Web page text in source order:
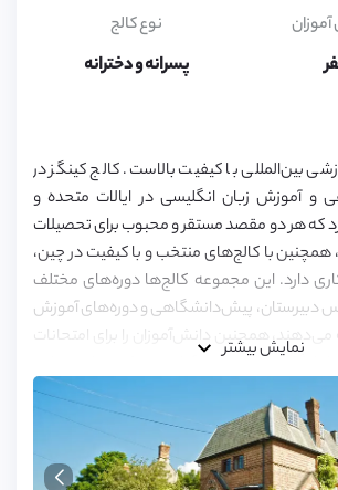
19,
20,
24,
25
نوع کالج
پسرانه و دخترانه
بین‌المللی با کیفیت بالاست. کالج کینگز در
و آموزش زبان انگلیسی در ایالات متحده و
هر دو مقصد مستقر و محبوب برای تحصیلات
همچنین با کالج‌های منتخب و با کیفیت در چین،
دارد. این مجموعه کالج‌ها دوره‌های مختلف
دبیرستان، پیش‌دانشگاهی و دوره‌های آموزش
می‌دهند، همچنین دانش‌آموزان را برای امتحانات
مختلف آماده می‌کند. شعب این
شهرهای لندن، برایتون، اکسفورد و بورنموث
است تا خاطرات متفاوت و ماندگار ایجاد کند
کمک کند تا در مورد شیوه هدایت زندگی آینده
آگاهانه و گسترده‌ای انتخاب کنند.
نمایش بیشتر